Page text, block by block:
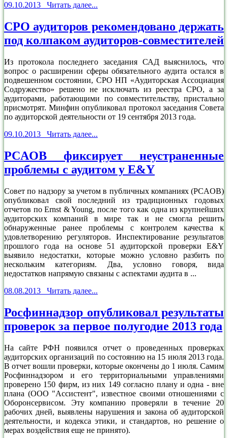
09.10.2013 Читать далее...
СРО аудиторов рекомендовано держать
под колпаком аудиторов-совместителей
Из протокола последнего заседания САД выяснилось, что
вопрос о расширении сферы обязательного аудита остался в
подвешенном состоянии, СРО НП «Аудиторская Ассоциация
Содружество» решено не исключать из реестра СРО, а за
аудиторами, работающими по совместительству, пристально
присмотрят. Минфин опубликовал протокол заседания Совета
по аудиторской деятельности от 19 сентября 2013 года.
09.10.2013 Читать далее...
PCAOB фиксирует неустраненные
проблемы с аудитом у E&Y
Совет по надзору за учетом в публичных компаниях (PCAOB)
опубликовал свой последний из традиционных годовых
отчетов по Ernst & Young, после того как одна из крупнейших
аудиторских компаний в мире так и не смогла решить
обнаруженные ранее проблемы с контролем качества к
удовлетворению регуляторов. Инспектирование результатов
прошлого года на основе 51 аудиторской проверки E&Y
выявило недостатки, которые можно условно разбить по
нескольким категориям. Два, условно говоря, вида
недостатков напрямую связаны с аспектами аудита в ...
08.08.2013 Читать далее...
Росфиннадзор опубликовал результаты
проверок за первое полугодие 2013 года
На сайте РФН появился отчет о проведенных проверках
аудиторских организаций по состоянию на 15 июля 2013 года.
В отчет вошли проверки, которые окончены до 1 июля. Самим
Росфиннадзором и его территориальными управлениями
проверено 150 фирм, из них 149 согласно плану и одна - вне
плана (ООО "Ассистент", известное своими отношениями с
Оборонсервисом. Эту компанию проверяли в течение 20
рабочих дней, выявлены нарушения и закона об аудиторской
деятельности, и кодекса этики, и стандартов, но решение о
мерах воздействия еще не принято).